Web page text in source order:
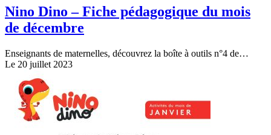
Nino Dino – Fiche pédagogique du mois
de décembre
Enseignants de maternelles, découvrez la boîte à outils n°4 de…
Le 20 juillet 2023